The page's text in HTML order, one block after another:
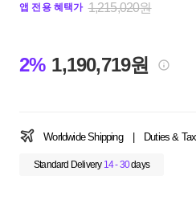
앱 전용 혜택가 1,215,020원
2% 1,190,719원
Worldwide Shipping Duties &
Standard Delivery 14 - 30days